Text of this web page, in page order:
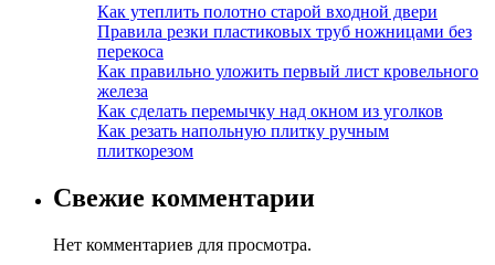
Как утеплить полотно старой входной двери
Правила резки пластиковых труб ножницами без
перекоса
Как правильно уложить первый лист кровельного
железа
Как сделать перемычку над окном из уголков
Как резать напольную плитку ручным
плиткорезом
Свежие комментарии
Нет комментариев для просмотра.